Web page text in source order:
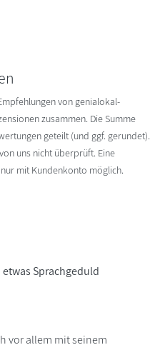
von genialokal-
zusammen. Die Summe
geteilt (und ggf. gerundet).
uns nicht überprüft. Eine
mit Kundenkonto möglich.
Sprachgeduld
vor allem mit seinem